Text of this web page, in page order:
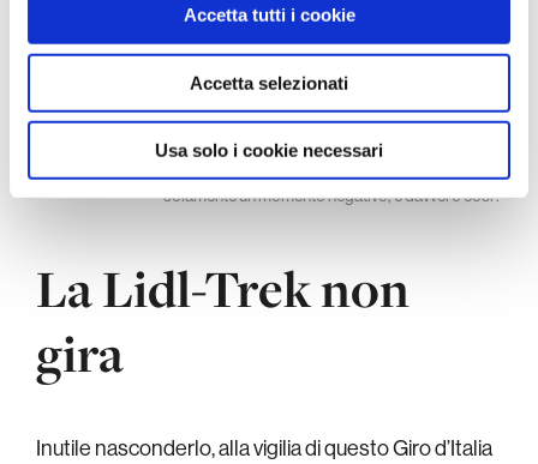
pubblicità e social media, i quali potrebbero combinarle
con altre informazioni che ha fornito loro o che hanno
raccolto dal suo utilizzo dei loro servizi.
Accetta tutti i cookie
Accetta selezionati
Usa solo i cookie necessari
La Lidl-Trek rimanda ancora la vittoria di tappa, per Consonni è
solamente un momento negativo, è davvero così?
La Lidl-Trek non
gira
Inutile nasconderlo, alla vigilia di questo Giro d’Italia